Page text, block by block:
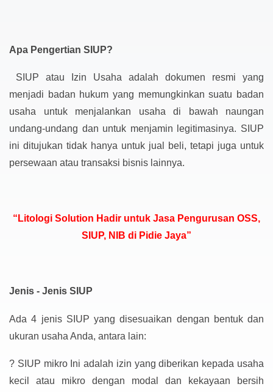
Apa Pengertian SIUP?
SIUP atau Izin Usaha adalah dokumen resmi yang
menjadi badan hukum yang memungkinkan suatu badan
usaha untuk menjalankan usaha di bawah naungan
undang-undang dan untuk menjamin legitimasinya. SIUP
ini ditujukan tidak hanya untuk jual beli, tetapi juga untuk
persewaan atau transaksi bisnis lainnya.
“Litologi Solution Hadir untuk Jasa Pengurusan OSS,
SIUP, NIB di Pidie Jaya”
Jenis - Jenis SIUP
Ada 4 jenis SIUP yang disesuaikan dengan bentuk dan
ukuran usaha Anda, antara lain:
? SIUP mikro Ini adalah izin yang diberikan kepada usaha
kecil atau mikro dengan modal dan kekayaan bersih